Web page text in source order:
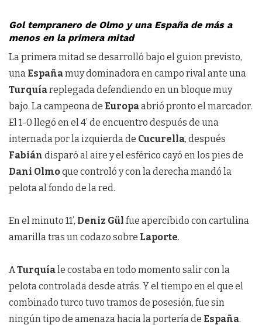
Gol tempranero de Olmo y una España de más a
menos en la primera mitad
La primera mitad se desarrolló bajo el guion previsto,
una Españamuy dominadora en campo rival ante una
Turquíareplegada defendiendo en un bloque muy
bajo. La campeona de Europaabrió pronto el marcador.
El 1-0 llegó en el 4’ de encuentro después de una
internada por la izquierda de Cucurella, después
Fabián disparó al aire y el esférico cayó en los pies de
Dani Olmoque controló y con la derecha mandó la
pelota al fondo de la red.
En el minuto 11’, Deniz Gül fue apercibido con cartulina
amarilla tras un codazo sobre Laporte.
ATurquíale costaba en todo momento salir con la
pelota controlada desde atrás. Y el tiempo en el que el
combinado turco tuvo tramos de posesión, fue sin
ningún tipo de amenaza hacia la portería de España.